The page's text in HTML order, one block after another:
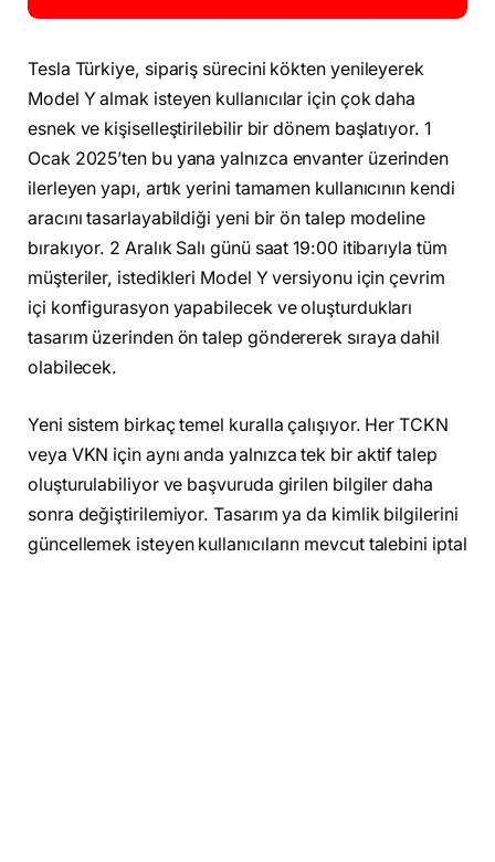
Tesla Türkiye, sipariş sürecini kökten yenileyerek
Model Y almak isteyen kullanıcılar için çok daha
esnek ve kişiselleştirilebilir bir dönem başlatıyor. 1
Ocak 2025’ten bu yana yalnızca envanter üzerinden
ilerleyen yapı, artık yerini tamamen kullanıcının kendi
aracını tasarlayabildiği yeni bir ön talep modeline
bırakıyor. 2 Aralık Salı günü saat 19:00 itibarıyla tüm
müşteriler, istedikleri Model Y versiyonu için çevrim
içi konfigurasyon yapabilecek ve oluşturdukları
tasarım üzerinden ön talep göndererek sıraya dahil
olabilecek.
Yeni sistem birkaç temel kuralla çalışıyor. Her TCKN
veya VKN için aynı anda yalnızca tek bir aktif talep
oluşturulabiliyor ve başvuruda girilen bilgiler daha
sonra değiştirilemiyor. Tasarım ya da kimlik bilgilerini
güncellemek isteyen kullanıcıların mevcut talebini iptal